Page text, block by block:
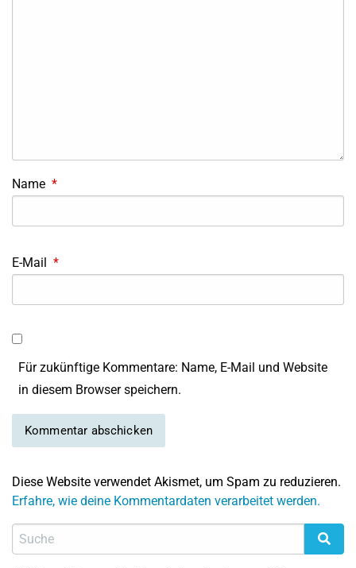
Name *
E-Mail *
Für zukünftige Kommentare: Name, E-Mail und Website
in diesem Browser speichern.
Diese Website verwendet Akismet, um Spam zu reduzieren.
Erfahre, wie deine Kommentardaten verarbeitet werden.